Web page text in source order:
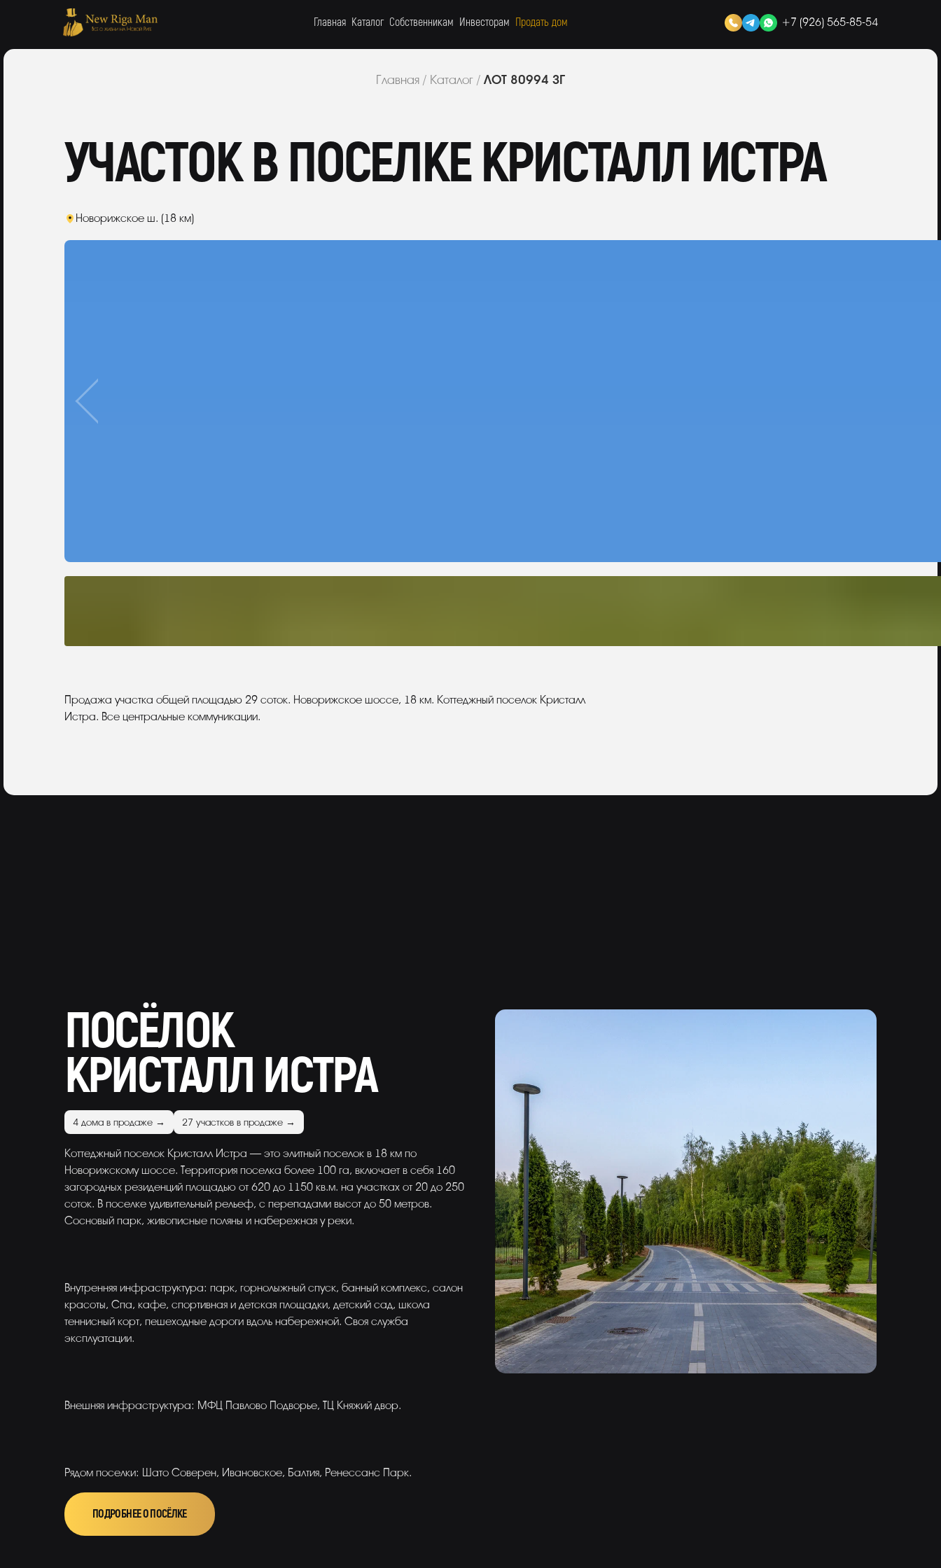
Главная Каталог Собственникам Инвесторам Продать дом +7 (926) 565-85-54
Главная / Каталог / ЛОТ 80994 ЗГ
УЧАСТОК В ПОСЕЛКЕ КРИСТАЛЛ ИСТРА
Новорижское ш. (18 км)
Описание
Продажа участка общей площадью 29 соток. Новорижское шоссе, 18 км. Коттеджный поселок Кристалл
Истра. Все центральные коммуникации.
ПОСЁЛОК
КРИСТАЛЛ ИСТРА
4 дома в продаже → 27 участков в продаже →
Коттеджный поселок Кристалл Истра — это элитный поселок в 18 км по
Новорижскому шоссе. Территория поселка более 100 га, включает в себя 160
загородных резиденций площадью от 620 до 1150 кв.м. на участках от 20 до 250
соток. В поселке удивительный рельеф, с перепадами высот до 50 метров.
Сосновый парк, живописные поляны и набережная у реки.
Внутренняя инфраструктура: парк, горнолыжный спуск, банный комплекс, салон
красоты, Спа, кафе, спортивная и детская площадки, детский сад, школа
теннисный корт, пешеходные дороги вдоль набережной. Своя служба
эксплуатации.
Внешняя инфраструктура: МФЦ Павлово Подворье, ТЦ Княжий двор.
Рядом поселки: Шато Соверен, Ивановское, Балтия, Ренессанс Парк.
ПОДРОБНЕЕ О ПОСЁЛКЕ